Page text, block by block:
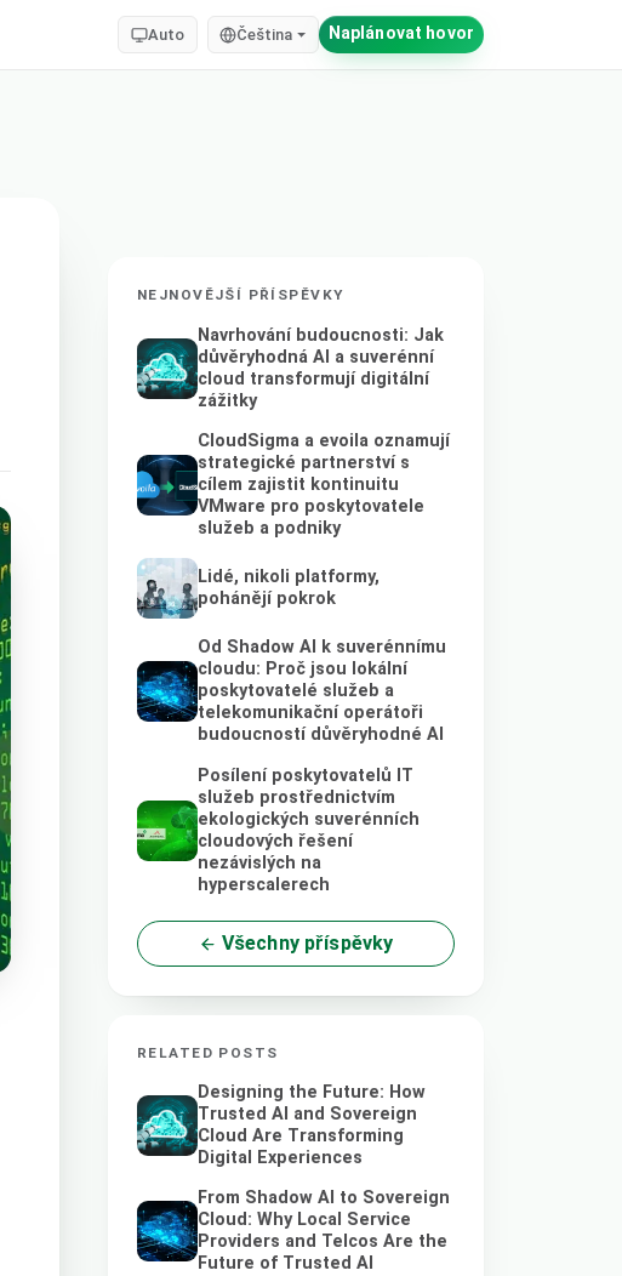
Auto Čeština Naplánovat hovor
NEJNOVĚJŠÍ PŘÍSPĚVKY
Navrhování budoucnosti: Jak
důvěryhodná AI a suverénní
cloud transformují digitální
zážitky
CloudSigma a evoila oznamují
strategické partnerství s
cílem zajistit kontinuitu
VMware pro poskytovatele
služeb a podniky
Lidé, nikoli platformy,
pohánějí pokrok
Od Shadow AI k suverénnímu
cloudu: Proč jsou lokální
poskytovatelé služeb a
telekomunikační operátoři
budoucností důvěryhodné AI
Posílení poskytovatelů IT
služeb prostřednictvím
ekologických suverénních
cloudových řešení
nezávislých na
hyperscalerech
Všechny příspěvky
RELATED POSTS
Designing the Future: How
Trusted AI and Sovereign
Cloud Are Transforming
Digital Experiences
From Shadow AI to Sovereign
Cloud: Why Local Service
Providers and Telcos Are the
Future of Trusted AI